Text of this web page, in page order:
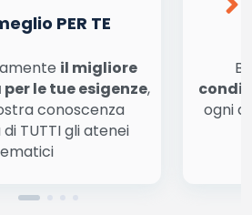
PER TE
il migliore
le tue esigenze,
conoscenza
TUTTI gli atenei
ogni